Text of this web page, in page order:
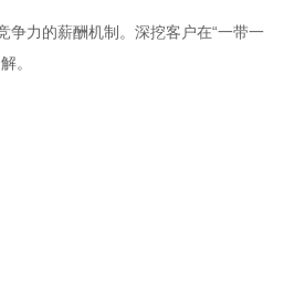
力的薪酬机制。深挖客户在“一带一
。